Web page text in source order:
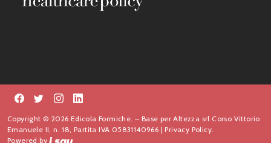
Copyright © 2026 Edicola Formiche. – Base per Altezza srl Corso Vittorio
Emanuele II, n. 18, Partita IVA 05831140966 |Privacy Policy.
Powered by